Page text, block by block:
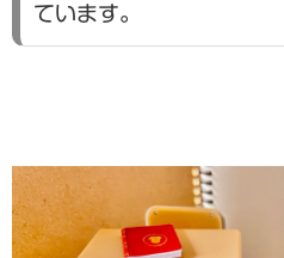
ています。